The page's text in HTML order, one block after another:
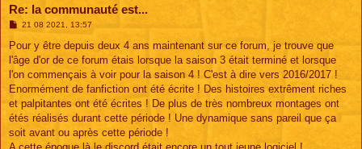
Re: la communauté est...
M
s
a
g
21 08 2021, 13:57
Pour y être depuis deux 4 ans maintenant sur ce forum, je trouve que
l'âge d'or de ce forum étais lorsque la saison 3 était terminé et lorsque
l'on commençais à voir pour la saison 4 ! C'est à dire vers 2016/2017 !
Enormément de fanfiction ont été écrite ! Des histoires extrêment riches
et palpitantes ont été écrites ! De plus de très nombreux montages ont
étés réalisés durant cette période ! Une dynamique sans pareil que ça
soit avant ou après cette période !